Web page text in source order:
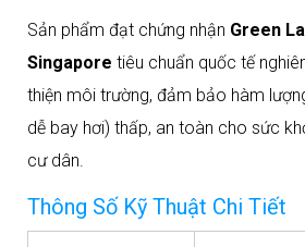
Sản phẩm đạt chứng nhận Green
Singapore tiêu chuẩn quốc tế
thiện môi trường, đảm bảo hàm
dễ bay hơi) thấp, an toàn cho sức
cư dân.​
Thông Số Kỹ Thuật Chi Tiết